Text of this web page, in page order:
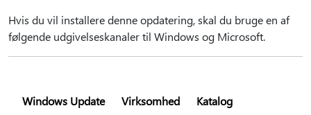
Hvis du vil installere denne opdatering, skal du bruge en af
følgende udgivelseskanaler til Windows og Microsoft.
Windows Update Virksomhed Katalog